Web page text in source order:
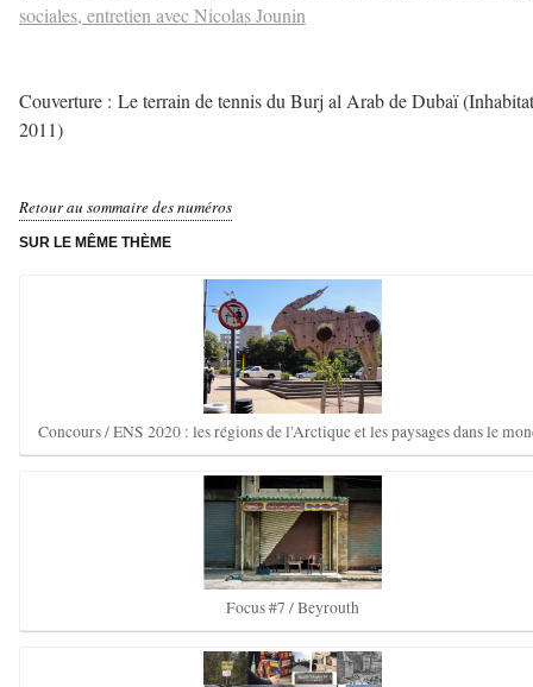
sociales, entretien avec Nicolas Jounin
Couverture : Le terrain de tennis du Burj al Arab de Dubaï
2011)
Retour au sommaire des numéros
SUR LE MÊME THÈME
Concours / ENS 2020 : les régions de l'Arctique et les paysages dans le
Focus #7 / Beyrouth